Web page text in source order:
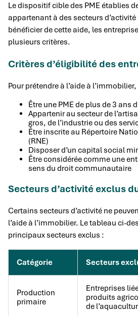
Le dispositif cible des PME établies
appartenant à des secteurs
bénéficier de cette aide, les
plusieurs critères.
Critères d’éligibilité des
Pour prétendre à l’aide à
Être une PME de plus de 3 ans
Appartenir au secteur de
gros, de l’industrie ou des
Être inscrite au Répertoire
(RNE)
Disposer d’un capital social
Être considérée comme une
sens du droit communautaire
Secteurs d’activité exclus
Certains secteurs d’activité ne
l’aide à l’immobilier. Le tableau ci-
principaux secteurs exclus :
Catégorie Secteurs
Production
primaire
Entreprises
produits
de